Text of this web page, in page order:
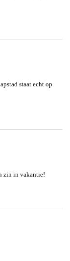
staat echt op
zin in vakantie!